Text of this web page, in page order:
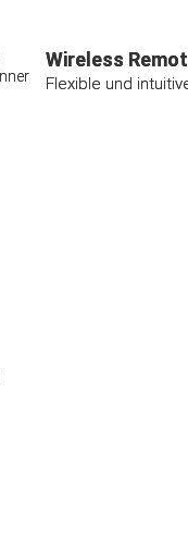
Wireless
Flexible und